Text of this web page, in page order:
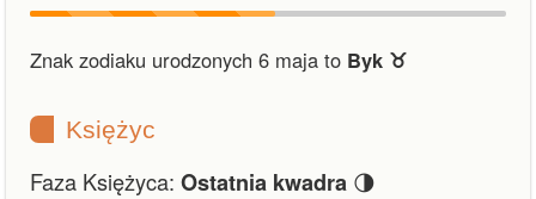
Znak zodiaku urodzonych 6 maja to Byk ♉︎
Księżyc
Faza Księżyca: Ostatnia kwadra 🌗